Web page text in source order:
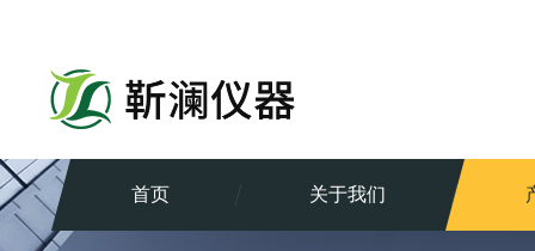
首页 关于我们